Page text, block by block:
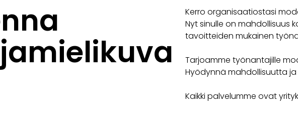
Kerro organisaatiostasi
Nyt sinulle on mahdollisuus
tavoitteiden mukainen
Tarjoamme työnantajille
Hyödynnä mahdollisuutta
Kaikki palvelumme ovat